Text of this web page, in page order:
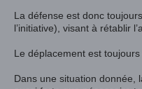
La défense est donc
l’initiative), visant à rétablir
Le déplacement est
Dans une situation donnée,